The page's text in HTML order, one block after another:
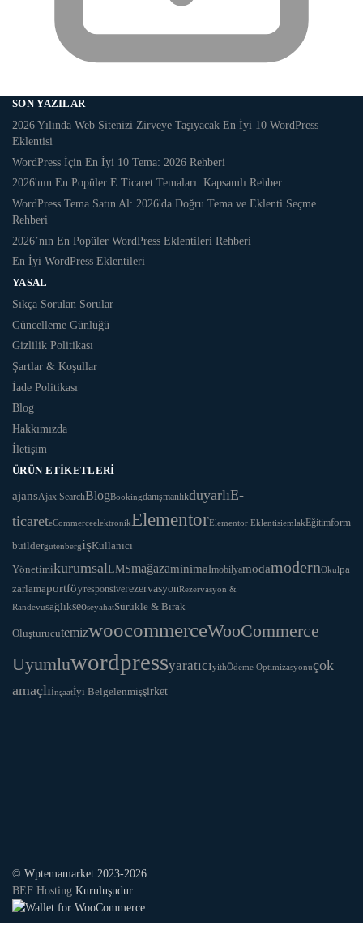
SON YAZILAR
2026 Yılında Web Sitenizi Zirveye Taşıyacak En İyi 10 WordPress
Eklentisi
WordPress İçin En İyi 10 Tema: 2026 Rehberi
2026'nın En Popüler E Ticaret Temaları: Kapsamlı Rehber
WordPress Tema Satın Al: 2026'da Doğru Tema ve Eklenti Seçme
Rehberi
2026’nın En Popüler WordPress Eklentileri Rehberi
En İyi WordPress Eklentileri
YASAL
Sıkça Sorulan Sorular
Güncelleme Günlüğü
Gizlilik Politikası
Şartlar & Koşullar
İade Politikası
Blog
Hakkımızda
İletişim
ÜRÜN ETIKETLERI
ajansAjax SearchBlogBookingdanışmanlıkduyarlıE-
ticareteCommerceelektronikElementorElementor EklentisiemlakEğitimform
buildergutenbergişKullanıcı
YönetimikurumsalLMSmağazaminimalmobilyamodamodernOkulpa
zarlamaportföyresponsiverezervasyonRezervasyon &
RandevusağlıkseoseyahatSürükle & Bırak
OluşturucutemizwoocommerceWooCommerce
UyumluwordpressyaratıcıyithÖdeme Optimizasyonuçok
amaçlıİnşaatİyi Belgelenmişşirket
© Wptemamarket 2023-2026
BEF Hosting Kuruluşudur.